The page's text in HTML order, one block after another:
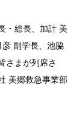
・総長、加計 美
副学長、池脇
さまが列席さ
美郷救急事業部